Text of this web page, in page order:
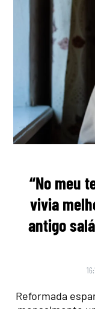
“No meu
vivia
antigo
Reformada